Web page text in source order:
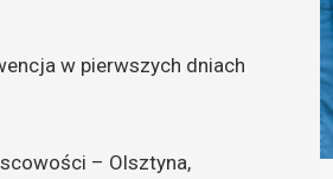
w pierwszych dniach
– Olsztyna,